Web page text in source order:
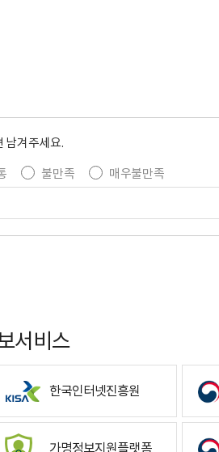
남겨주세요.
불만족
매우불만족
서비스
한국인터넷진흥원
가명정보지원플랫폼